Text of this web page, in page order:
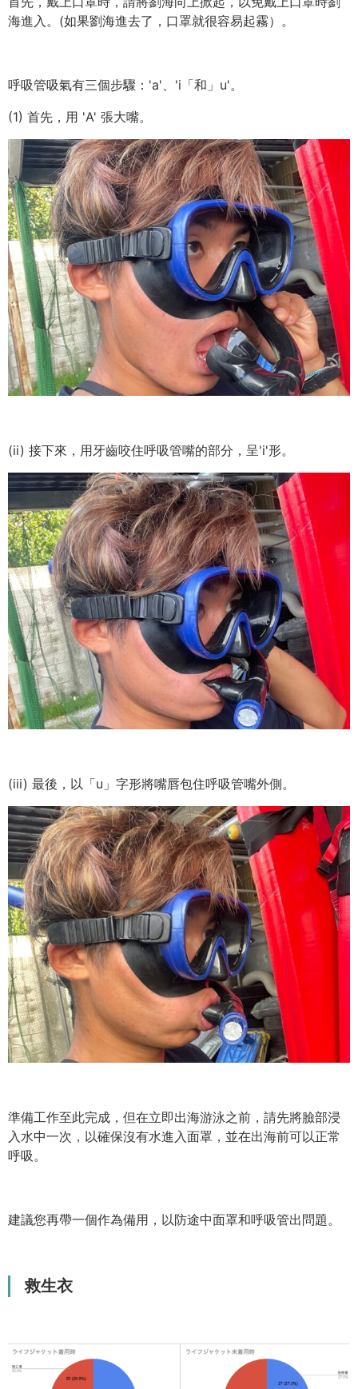
海進入。(如果劉海進去了，口罩就很容易起霧）。
呼吸管吸氣有三個步驟：'a'、'i「和」u'。
(1) 首先，用 'A' 張大嘴。
(ii) 接下來，用牙齒咬住呼吸管嘴的部分，呈'i'形。
(iii) 最後，以「u」字形將嘴唇包住呼吸管嘴外側。
準備工作至此完成，但在立即出海游泳之前，請先將臉部浸
入水中一次，以確保沒有水進入面罩，並在出海前可以正常
呼吸。
建議您再帶一個作為備用，以防途中面罩和呼吸管出問題。
救生衣